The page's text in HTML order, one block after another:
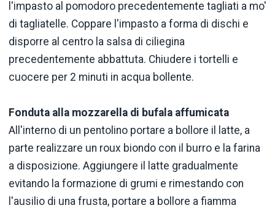
l'impasto al pomodoro precedentemente tagliati a mo'
di tagliatelle. Coppare l'impasto a forma di dischi e
disporre al centro la salsa di ciliegina
precedentemente abbattuta. Chiudere i tortelli e
cuocere per 2 minuti in acqua bollente.
Fonduta alla mozzarella di bufala affumicata
All'interno di un pentolino portare a bollore il latte, a
parte realizzare un roux biondo con il burro e la farina
a disposizione. Aggiungere il latte gradualmente
evitando la formazione di grumi e rimestando con
l'ausilio di una frusta, portare a bollore a fiamma